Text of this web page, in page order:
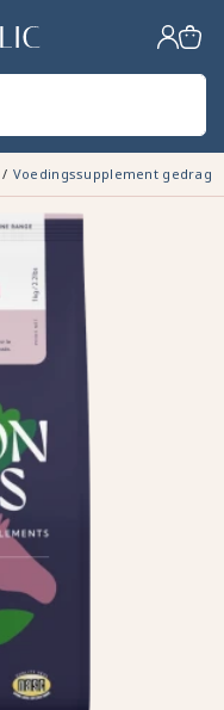
Voedingssupplement gedrag